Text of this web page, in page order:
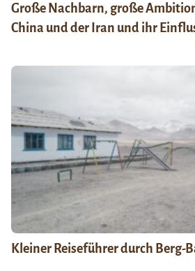
Große Nachbarn, große
China und der Iran und ihr
Kleiner Reiseführer durch Berg-